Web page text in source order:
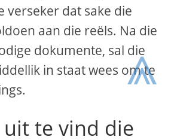
verseker dat sake die
aan die reëls. Na die
dokumente, sal die
in staat wees om te
te vind die
⩓